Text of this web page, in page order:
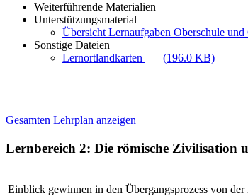
Weiterführende Materialien
Unterstützungsmaterial
Übersicht Lernaufgaben Oberschule
Sonstige Dateien
Lernortlandkarten
(196.0 KB)
Gesamten Lehrplan anzeigen
Lernbereich 2: Die römische
Einblick gewinnen in den Übergangsprozess von